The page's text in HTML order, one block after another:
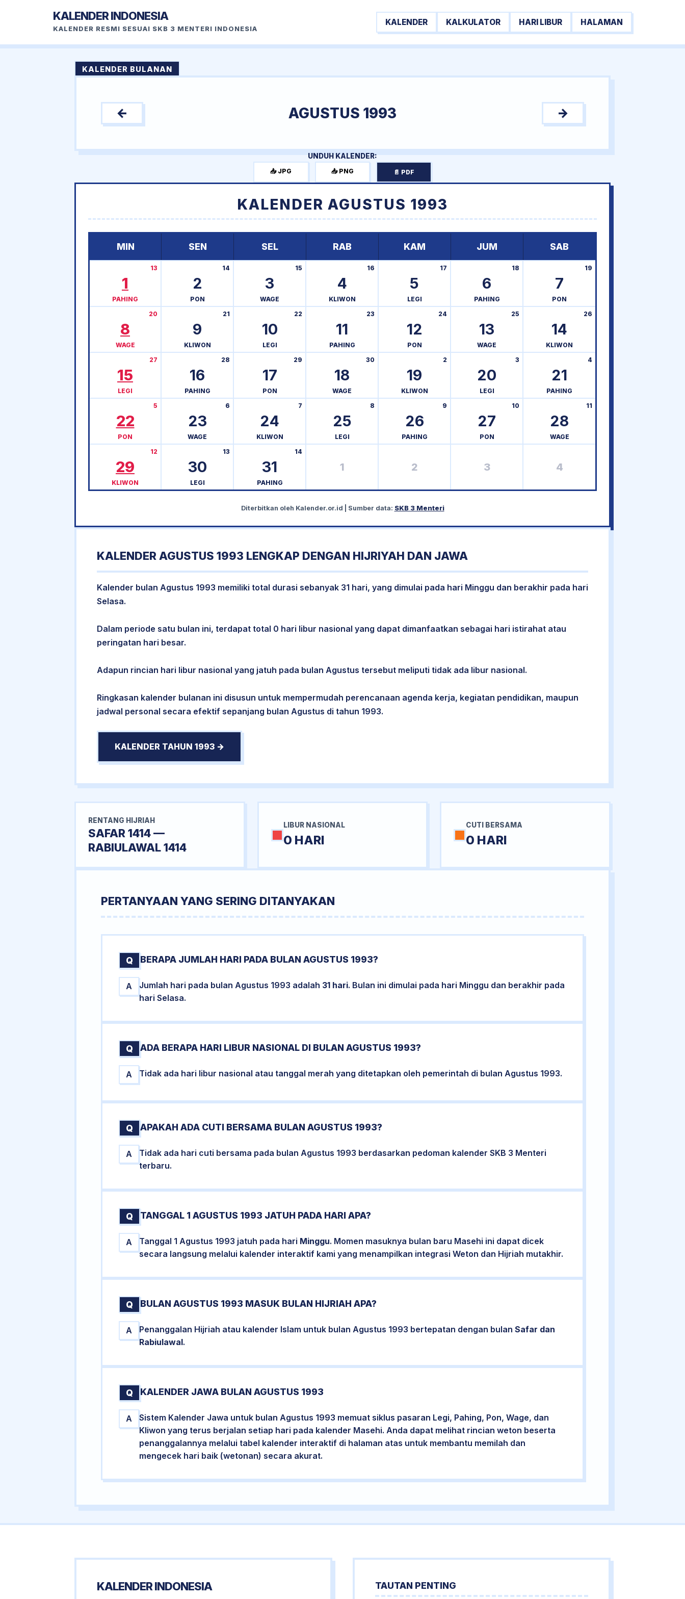
KALENDER INDONESIA
KALENDER RESMI SESUAI SKB 3 MENTERI INDONESIA
KALENDER KALKULATOR HARI LIBUR HALAMAN
KALENDER BULANAN
← AGUSTUS 1993 →
UNDUH KALENDER:
📥 JPG 📥 PNG 📄 PDF
KALENDER AGUSTUS 1993
MIN SEN SEL RAB KAM JUM SAB
1
13
PAHING
2
14
PON
3
15
WAGE
4
16
KLIWON
5
17
LEGI
6
18
PAHING
7
19
PON
8
20
WAGE
9
21
KLIWON
10
22
LEGI
11
23
PAHING
12
24
PON
13
25
WAGE
14
26
KLIWON
15
27
LEGI
16
28
PAHING
17
29
PON
18
30
WAGE
19
2
KLIWON
20
3
LEGI
21
4
PAHING
22
5
PON
23
6
WAGE
24
7
KLIWON
25
8
LEGI
26
9
PAHING
27
10
PON
28
11
WAGE
29
12
KLIWON
30
13
LEGI
31
14
PAHING
1 2 3 4
Diterbitkan oleh Kalender.or.id | Sumber data: SKB 3 Menteri
KALENDER AGUSTUS 1993 LENGKAP DENGAN HIJRIYAH DAN JAWA
Kalender bulan Agustus 1993 memiliki total durasi sebanyak 31 hari, yang dimulai pada hari Minggu dan berakhir pada hari
Selasa.
Dalam periode satu bulan ini, terdapat total 0 hari libur nasional yang dapat dimanfaatkan sebagai hari istirahat atau
peringatan hari besar.
Adapun rincian hari libur nasional yang jatuh pada bulan Agustus tersebut meliputi tidak ada libur nasional.
Ringkasan kalender bulanan ini disusun untuk mempermudah perencanaan agenda kerja, kegiatan pendidikan, maupun
jadwal personal secara efektif sepanjang bulan Agustus di tahun 1993.
KALENDER TAHUN 1993 →
RENTANG HIJRIAH
SAFAR 1414 —
RABIULAWAL 1414
LIBUR NASIONAL
0 HARI
CUTI BERSAMA
0 HARI
PERTANYAAN YANG SERING DITANYAKAN
Q BERAPA JUMLAH HARI PADA BULAN AGUSTUS 1993?
A Jumlah hari pada bulan Agustus 1993 adalah 31 hari. Bulan ini dimulai pada hari Minggu dan berakhir pada
hari Selasa.
Q ADA BERAPA HARI LIBUR NASIONAL DI BULAN AGUSTUS 1993?
A Tidak ada hari libur nasional atau tanggal merah yang ditetapkan oleh pemerintah di bulan Agustus 1993.
Q APAKAH ADA CUTI BERSAMA BULAN AGUSTUS 1993?
A
Tidak ada hari cuti bersama pada bulan Agustus 1993 berdasarkan pedoman kalender SKB 3 Menteri
terbaru.
Q TANGGAL 1 AGUSTUS 1993 JATUH PADA HARI APA?
A Tanggal 1 Agustus 1993 jatuh pada hari Minggu. Momen masuknya bulan baru Masehi ini dapat dicek
secara langsung melalui kalender interaktif kami yang menampilkan integrasi Weton dan Hijriah mutakhir.
Q BULAN AGUSTUS 1993 MASUK BULAN HIJRIAH APA?
A Penanggalan Hijriah atau kalender Islam untuk bulan Agustus 1993 bertepatan dengan bulan Safar dan
Rabiulawal.
Q KALENDER JAWA BULAN AGUSTUS 1993
A
Sistem Kalender Jawa untuk bulan Agustus 1993 memuat siklus pasaran Legi, Pahing, Pon, Wage, dan
Kliwon yang terus berjalan setiap hari pada kalender Masehi. Anda dapat melihat rincian weton beserta
penanggalannya melalui tabel kalender interaktif di halaman atas untuk membantu memilah dan
mengecek hari baik (wetonan) secara akurat.
KALENDER INDONESIA TAUTAN PENTING